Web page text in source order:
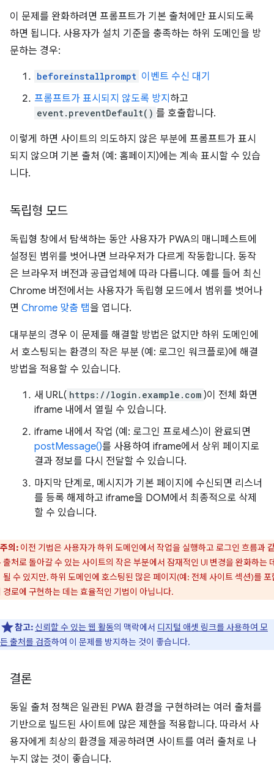
이 문제를 완화하려면 프롬프트가 기본 출처에만 표시되도록
하면 됩니다. 사용자가 설치 기준을 충족하는 하위 도메인을 방
문하는 경우:
beforeinstallprompt 이벤트 수신 대기
프롬프트가 표시되지 않도록 방지 하고
event.preventDefault() 를 호출합니다.
이렇게 하면 사이트의 의도하지 않은 부분에 프롬프트가 표시
되지 않으며 기본 출처 (예: 홈페이지)에는 계속 표시할 수 있습
니다.
독립형 모드
독립형 창에서 탐색하는 동안 사용자가 PWA의 매니페스트에
설정된 범위를 벗어나면 브라우저가 다르게 작동합니다. 동작
은 브라우저 버전과 공급업체에 따라 다릅니다. 예를 들어 최신
Chrome 버전에서는 사용자가 독립형 모드에서 범위를 벗어나
면 Chrome 맞춤 탭을 엽니다.
대부분의 경우 이 문제를 해결할 방법은 없지만 하위 도메인에
서 호스팅되는 환경의 작은 부분 (예: 로그인 워크플로)에 해결
방법을 적용할 수 있습니다.
새 URL( https://login.example.com )이 전체 화면
iframe 내에서 열릴 수 있습니다.
iframe 내에서 작업 (예: 로그인 프로세스)이 완료되면
postMessage()를 사용하여 iframe에서 상위 페이지로
결과 정보를 다시 전달할 수 있습니다.
마지막 단계로, 메시지가 기본 페이지에 수신되면 리스너
를 등록 해제하고 iframe을 DOM에서 최종적으로 삭제
할 수 있습니다.
주의: 이전 기법은 사용자가 하위 도메인에서 작업을 실행하고 로그인 흐름과
출처로 돌아갈 수 있는 사이트의 작은 부분에서 잠재적인 UI 변경을 완화하는
될 수 있지만, 하위 도메인에 호스팅된 많은 페이지(예: 전체 사이트 섹션)를 포
경로에 구현하는 데는 효율적인 기법이 아닙니다.
참고: 신뢰할 수 있는 웹 활동의 맥락에서 디지털 애셋 링크를 사용하여 모
든 출처를 검증하여 이 문제를 방지하는 것이 좋습니다.
결론
동일 출처 정책은 일관된 PWA 환경을 구현하려는 여러 출처를
기반으로 빌드된 사이트에 많은 제한을 적용합니다. 따라서 사
용자에게 최상의 환경을 제공하려면 사이트를 여러 출처로 나
누지 않는 것이 좋습니다.